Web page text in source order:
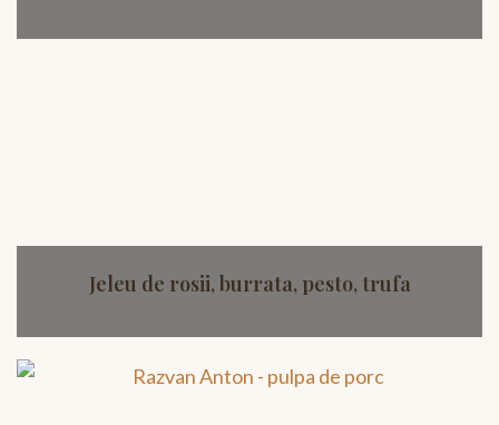
Jeleu de rosii, burrata, pesto, trufa